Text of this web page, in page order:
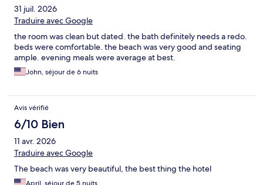
31 juil. 2026
Traduire avec Google
the room was clean but dated. the bath definitely needs a redo.
beds were comfortable. the beach was very good and seating
ample. evening meals were average at best.
John, séjour de 6 nuits
Avis vérifié
6/10 Bien
11 avr. 2026
Traduire avec Google
The beach was very beautiful, the best thing the hotel